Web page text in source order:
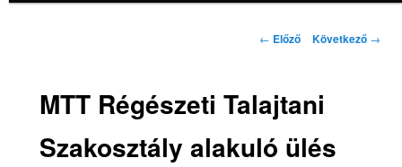
Bejegyzés
← Előző Következő →
MTT Régészeti Talajtani
Szakosztály alakuló ülés